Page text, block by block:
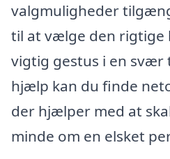
valgmuligheder
til at vælge den rigtige
vigtig gestus i en svær
hjælp kan du finde
der hjælper med at
minde om en elsket